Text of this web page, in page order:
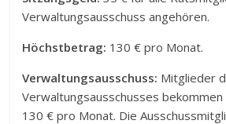
Verwaltungsausschuss angehören.
Höchstbetrag: 130 € pro Monat.
Verwaltungsausschuss: Mitglieder
Verwaltungsausschusses bekommen
130 € pro Monat. Die